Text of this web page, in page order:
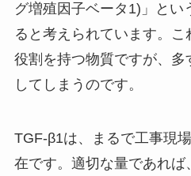
グ増殖因子ベータ1)」とい
ると考えられています。
役割を持つ物質ですが、多
してしまうのです。
TGF-β1は、まるで工事現
在です。適切な量であれば